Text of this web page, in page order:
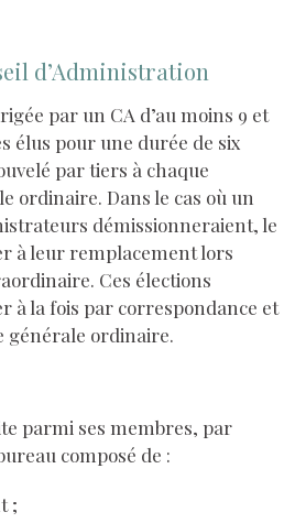
d’Administration
par un CA d’au moins 9 et
élus pour une durée de six
par tiers à chaque
ordinaire. Dans le cas où un
démissionneraient, le
à leur remplacement lors
Ces élections
à la fois par correspondance et
générale ordinaire.
parmi ses membres, par
composé de :
;